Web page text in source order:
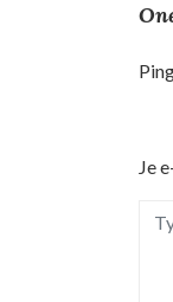
i
c
t
n
Je